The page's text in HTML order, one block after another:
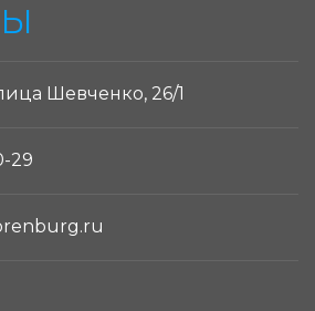
Шевченко, 26/1
29